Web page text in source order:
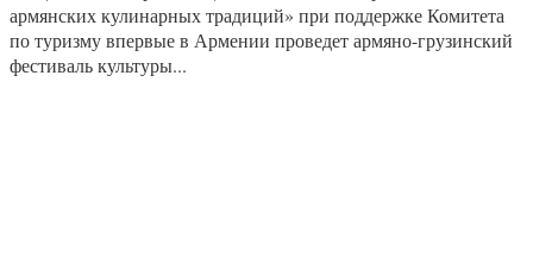
армянских кулинарных традиций» при поддержке Комитета
по туризму впервые в Армении проведет армяно-грузинский
фестиваль культуры...